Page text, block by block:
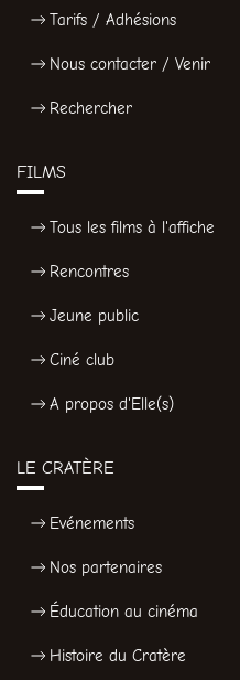
Tarifs / Adhésions
Nous contacter / Venir
Rechercher
FILMS
Tous les films à l'affiche
Rencontres
Jeune public
Ciné club
A propos d'Elle(s)
LE CRATÈRE
Evénements
Nos partenaires
Éducation au cinéma
Histoire du Cratère